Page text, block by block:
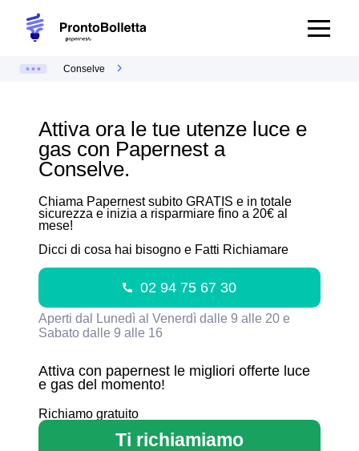
Conselve
Attiva con papernest le migliori offerte luce
e gas del momento!
Attiva ora le tue utenze luce e
gas con Papernest a
Conselve.
Chiama Papernest subito GRATIS e in totale
sicurezza e inizia a risparmiare fino a 20€ al
mese!
Dicci di cosa hai bisogno e Fatti Richiamare
02 94 75 67 30
Aperti dal Lunedì al Venerdì dalle 9 alle 20 e
Sabato dalle 9 alle 16
Richiamo gratuito
Ti richiamiamo